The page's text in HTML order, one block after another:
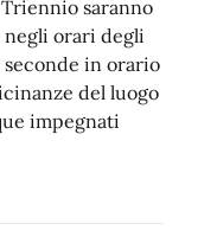
saranno
negli orari degli
in orario
del luogo
impegnati